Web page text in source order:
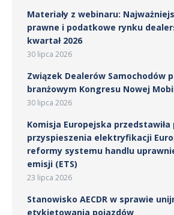
Materiały z webinaru:
prawne i podatkowe rynku
kwartał 2026
30 lipca 2026
Związek Dealerów Samochodów
branżowym Kongresu Nowej
30 lipca 2026
Komisja Europejska przedstawiła
przyspieszenia elektryfikacji
reformy systemu handlu
emisji (ETS)
23 lipca 2026
Stanowisko AECDR w sprawie
etykietowania pojazdów